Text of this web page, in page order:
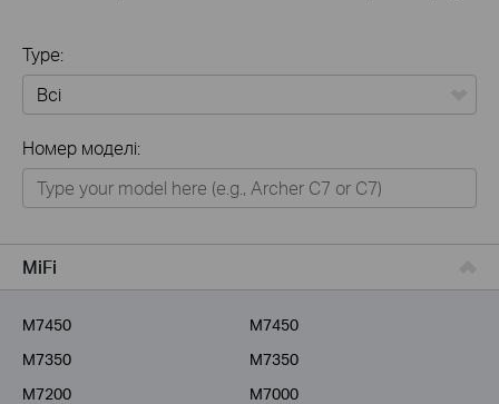
Type:
Для дому
Розумний будинок
Для бiзнесу
Для інтернет-провайдерів
Номер моделі:
MiFi
M7450
M7450
M7350
M7350
M7200
M7000